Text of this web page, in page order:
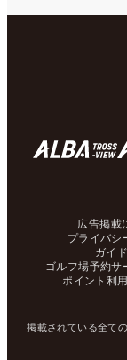
広告掲載
プライバシ
ガイ
ゴルフ場予約サ
ポイント利
掲載されている全て